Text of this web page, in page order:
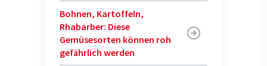
Bohnen, Kartoffeln,
Rhabarber: Diese
Gemüsesorten können roh
gefährlich werden